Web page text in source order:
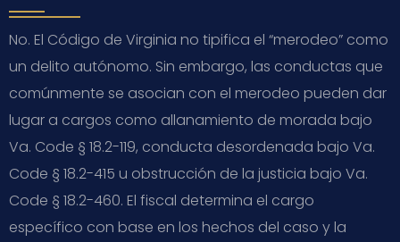
No. El Código de Virginia no tipifica el “merodeo” como
un delito autónomo. Sin embargo, las conductas que
comúnmente se asocian con el merodeo pueden dar
lugar a cargos como allanamiento de morada bajo
Va. Code § 18.2-119, conducta desordenada bajo Va.
Code § 18.2-415 u obstrucción de la justicia bajo Va.
Code § 18.2-460. El fiscal determina el cargo
específico con base en los hechos del caso y la